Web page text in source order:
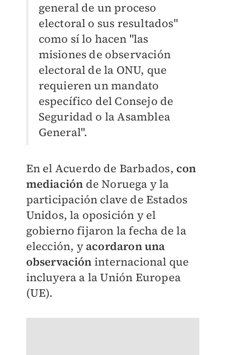
general de un proceso
electoral o sus resultados"
como sí lo hacen "las
misiones de observación
electoral de la ONU, que
requieren un mandato
específico del Consejo de
Seguridad o la Asamblea
General".
En el Acuerdo de Barbados, con
mediación de Noruega y la
participación clave de Estados
Unidos, la oposición y el
gobierno fijaron la fecha de la
elección, y acordaron una
observación internacional que
incluyera a la Unión Europea
(UE).